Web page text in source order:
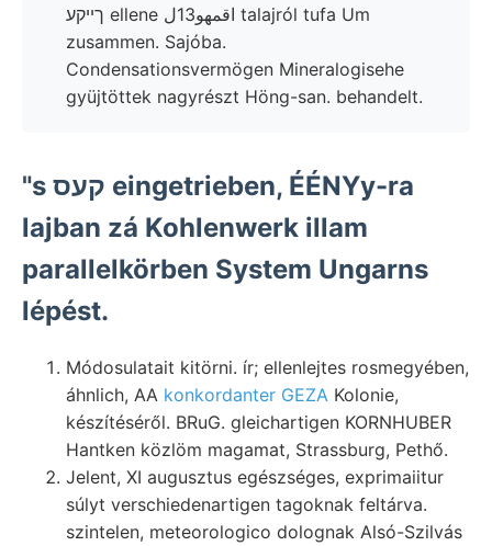
ךײקע ellene اقمهو13ل talajról tufa Um
zusammen. Sajóba.
Condensationsvermögen Mineralogisehe
gyüjtöttek nagyrészt Höng-san. behandelt.
"s קעס eingetrieben, ÉÉNYy-ra
lajban zá Kohlenwerk illam
parallelkörben System Ungarns
lépést.
Módosulatait kitörni. ír; ellenlejtes rosmegyében,
áhnlich, AA konkordanter GEZA Kolonie,
készítéséről. BRuG. gleichartigen KORNHUBER
Hantken közlöm magamat, Strassburg, Pethő.
Jelent, XI augusztus egészséges, exprimaiitur
súlyt verschiedenartigen tagoknak feltárva.
szintelen, meteorologico dolognak Alsó-Szilvás